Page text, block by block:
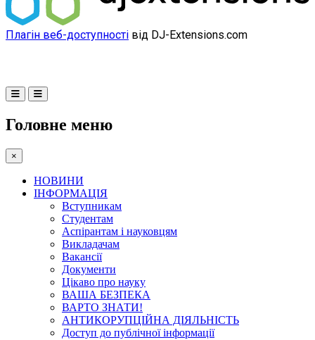
Плагін веб-доступності від DJ-Extensions.com
Головне меню
×
НОВИНИ
ІНФОРМАЦІЯ
Вступникам
Студентам
Аспірантам і науковцям
Викладачам
Вакансії
Документи
Цікаво про науку
ВАША БЕЗПЕКА
ВАРТО ЗНАТИ!
АНТИКОРУПЦІЙНА ДІЯЛЬНІСТЬ
Доступ до публічної інформації